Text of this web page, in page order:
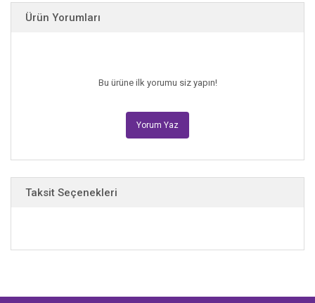
Ürün Yorumları
Bu ürüne ilk yorumu siz yapın!
Yorum Yaz
Taksit Seçenekleri